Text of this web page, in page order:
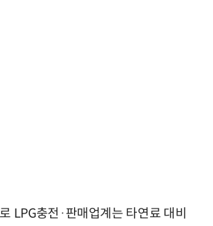
LPG충전·판매업계는 타연료 대비